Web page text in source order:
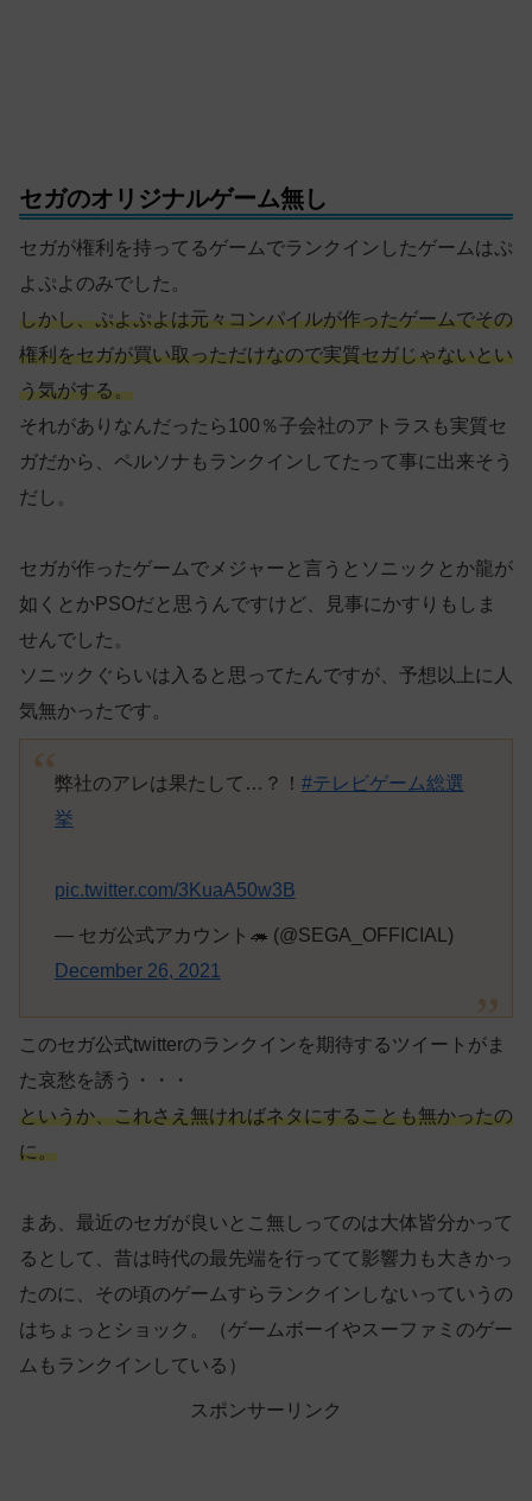
セガのオリジナルゲーム無し
セガが権利を持ってるゲームでランクインしたゲームはぷ
よぷよのみでした。
しかし、ぷよぷよは元々コンパイルが作ったゲームでその
権利をセガが買い取っただけなので実質セガじゃないとい
う気がする。
それがありなんだったら100％子会社のアトラスも実質セ
ガだから、ペルソナもランクインしてたって事に出来そう
だし。
セガが作ったゲームでメジャーと言うとソニックとか龍が
如くとかPSOだと思うんですけど、見事にかすりもしま
せんでした。
ソニックぐらいは入ると思ってたんですが、予想以上に人
気無かったです。
弊社のアレは果たして…？！ #テレビゲーム総選
挙
pic.twitter.com/3KuaA50w3B
— セガ公式アカウント🦔 (@SEGA_OFFICIAL)
December 26, 2021
このセガ公式twitterのランクインを期待するツイートがま
た哀愁を誘う・・・
というか、これさえ無ければネタにすることも無かったの
に。
まあ、最近のセガが良いとこ無しってのは大体皆分かって
るとして、昔は時代の最先端を行ってて影響力も大きかっ
たのに、その頃のゲームすらランクインしないっていうの
はちょっとショック。（ゲームボーイやスーファミのゲー
ムもランクインしている）
スポンサーリンク